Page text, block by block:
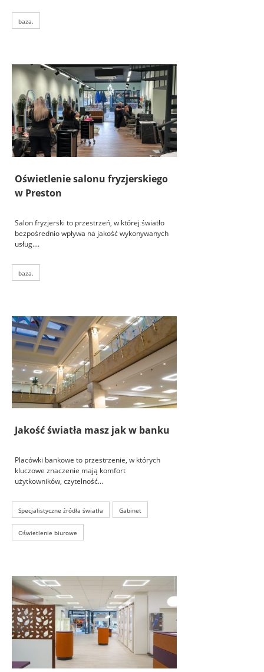
baza.
Oświetlenie salonu fryzjerskiego
w Preston
Salon fryzjerski to przestrzeń, w której światło
bezpośrednio wpływa na jakość wykonywanych
usług....
baza.
Jakość światła masz jak w banku
Placówki bankowe to przestrzenie, w których
kluczowe znaczenie mają komfort
użytkowników, czytelność...
Specjalistyczne źródła światła Gabinet
Oświetlenie biurowe